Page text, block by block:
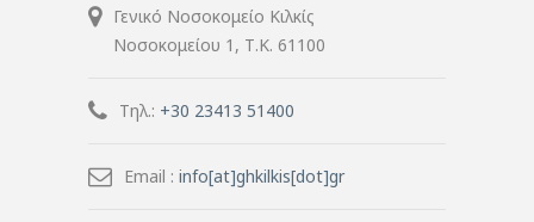
Γενικό Νοσοκομείο Κιλκίς
Νοσοκομείου 1, Τ.Κ. 61100
Τηλ.: +30 23413 51400
Email : info[at]ghkilkis[dot]gr